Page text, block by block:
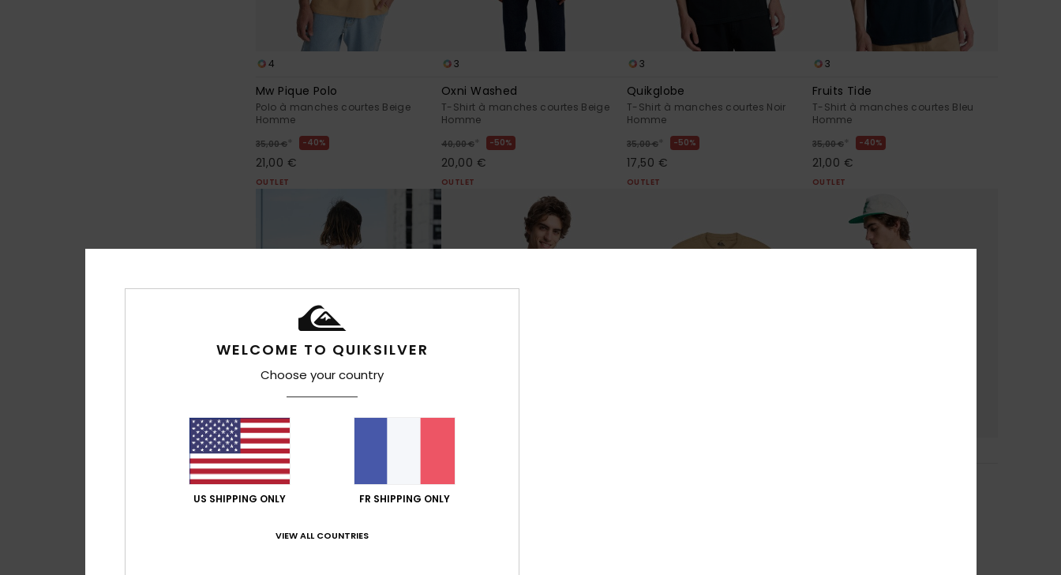
4
Mw Pique Polo
Polo à manches courtes Beige
Homme
35,00 € * 40%
21,00 €
OUTLET
3
Oxni Washed
T-Shirt à manches courtes Beige
Homme
40,00 € * 50%
20,00 €
OUTLET
3
Quikglobe
T-Shirt à manches courtes Noir
Homme
35,00 € * 50%
17,50 €
OUTLET
3
Fruits Tide
T-Shirt à manches courtes Bleu
Homme
35,00 € * 40%
21,00 €
OUTLET
3
Fractured Wave
T-Shirt à manches courtes Blanc
Homme
40,00 €*
T-Shirt à manches courtes Noir
Homme
WELCOME TO QUIKSILVER
Choose your country
US SHIPPING ONLY FR SHIPPING ONLY
VIEW ALL COUNTRIES